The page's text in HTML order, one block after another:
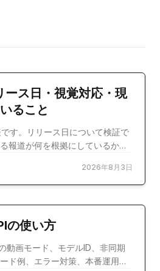
ス日・視覚対応・現
ること
す。リリース日について検証で
報道が何を根拠にしているか、
2026年8月3日
の使い方
動画モード、モデルID、非同期
ド例、エラー対策、本番運用を